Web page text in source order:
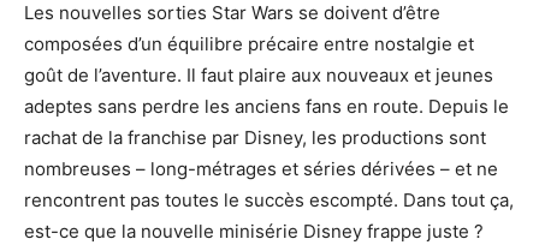
Les nouvelles sorties Star Wars se doivent d’être
composées d’un équilibre précaire entre nostalgie et
goût de l’aventure. Il faut plaire aux nouveaux et jeunes
adeptes sans perdre les anciens fans en route. Depuis le
rachat de la franchise par Disney, les productions sont
nombreuses – long-métrages et séries dérivées – et ne
rencontrent pas toutes le succès escompté. Dans tout ça,
est-ce que la nouvelle minisérie Disney frappe juste ?